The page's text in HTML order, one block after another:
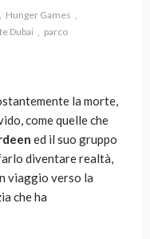
Hunger Games
Dubai parco
la morte,
come quelle che
ed il suo gruppo
diventare realtà,
viaggio verso la
che ha